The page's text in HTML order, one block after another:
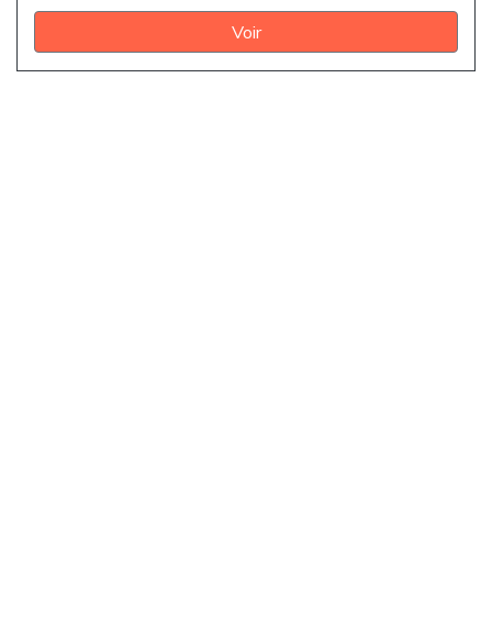
Voir